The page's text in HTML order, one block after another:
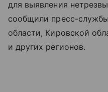
для выявления
сообщили пресс-
области, Кировской
и других регионов.